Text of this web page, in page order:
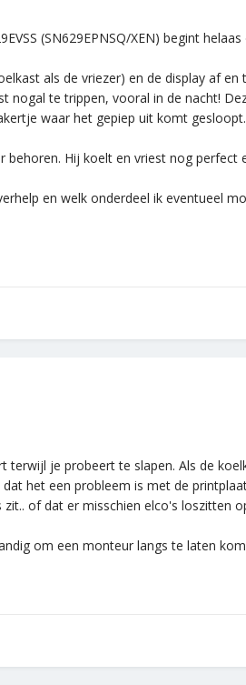
(SN629EPNSQ/XEN) begint
als de vriezer) en de display af
nogal te trippen, vooral in de nacht!
waar het gepiep uit komt
Hij koelt en vriest nog
en welk onderdeel ik eventueel
terwijl je probeert te slapen. Als de
het een probleem is met de
of dat er misschien elco's loszitten
om een monteur langs te laten